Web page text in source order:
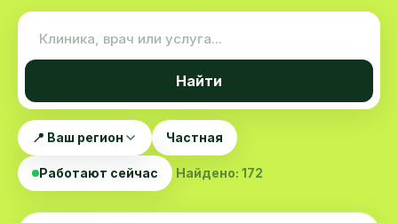
Найти
📍 Ваш регион Частная
Работают сейчас Найдено: 172